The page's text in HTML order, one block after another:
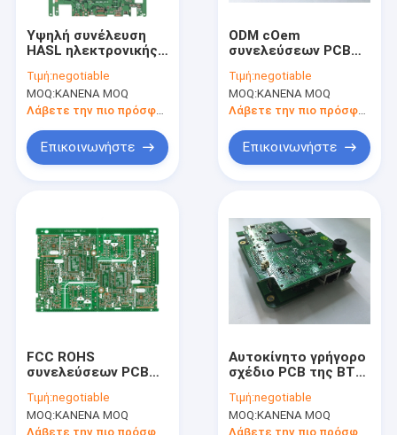
Προϊόντα
Περίπου εμείς
Γύρος εργοστασίων
Ζητήστε ένα απόσπασμα
Υψηλή συνέλευση
HASL ηλεκτρονικής
TG αμόλυβδη
Τιμή:negotiable
MOQ:ΚΑΝΕΝΑ MOQ
Λάβετε την πιο πρόσφατη τιμή
Επικοινωνήστε
ODM cOem
συνελεύσεων PCB
πινάκων
κυκλωμάτων EMS
1oz Rogers
Τιμή:negotiable
MOQ:ΚΑΝΕΝΑ MOQ
Λάβετε την πιο πρόσφατη τιμή
Επικοινωνήστε
FCC ROHS
συνελεύσεων PCB
ηλεκτρονικών
τμημάτων CEM1
Τιμή:negotiable
MOQ:ΚΑΝΕΝΑ MOQ
Λάβετε την πιο πρόσφατη τιμή
Αυτοκίνητο γρήγορο
σχέδιο PCB της BT
στροφής PCBA Fr4
Tg170
Τιμή:negotiable
MOQ:ΚΑΝΕΝΑ MOQ
Λάβετε την πιο πρόσφατη τιμή